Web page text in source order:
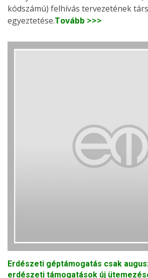
kódszámú) felhívás tervezetének
egyeztetése.Tovább >>>
Erdészeti géptámogatás csak
erdészeti támogatások új